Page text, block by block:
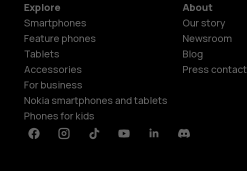
Explore
Smartphones
Feature phones
Tablets
Accessories
For business
Nokia smartphones and tablets
Phones for kids
About
Our story
Newsroom
Blog
Press contact
FacebookInstagramTiktok YoutubeLinkedinDiscord